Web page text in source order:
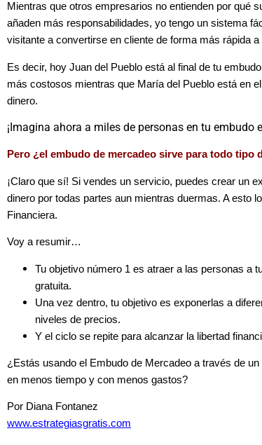
Mientras que otros empresarios no entienden por qué
añaden más responsabilidades, yo tengo un sistema
visitante a convertirse en cliente de forma más rápida
Es decir, hoy Juan del Pueblo está al final de tu
más costosos mientras que María del Pueblo está en
dinero.
¡Imagina ahora a miles de personas en tu embudo
Pero ¿el embudo de mercadeo sirve para todo tipo
¡Claro que sí! Si vendes un servicio, puedes crear un
dinero por todas partes aun mientras duermas. A esto
Financiera.
Voy a resumir…
Tu objetivo número 1 es atraer a las personas a
gratuita.
Una vez dentro, tu objetivo es exponerlas a
niveles de precios.
Y el ciclo se repite para alcanzar la libertad
¿Estás usando el Embudo de Mercadeo a través de
en menos tiempo y con menos gastos?
Por Diana Fontanez
www.estrategiasgratis.com